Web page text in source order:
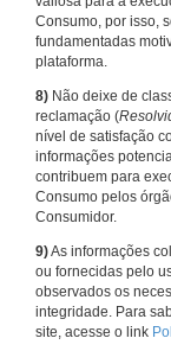
Consumo, por isso,
fundamentadas
plataforma.
8) Não deixe de
reclamação (
nível de satisfação
informações
contribuem para
Consumo pelos
Consumidor.
9)As informações
ou fornecidas pelo
observados os
integridade. Para
site, acesse o link